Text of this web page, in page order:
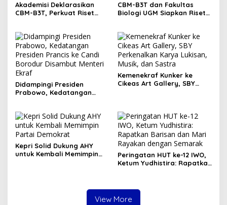
Akademisi Deklarasikan
CBM-B3T, Perkuat Riset
CBM-B3T dan Fakultas
Biologi UGM Siapkan Riset
Wilayah 3T
Didampingi Presiden
Prabowo, Kedatangan
Ekraf
Kemenekraf Kunker ke
Cikeas Art Gallery, SBY
Kepri Solid Dukung AHY
untuk Kembali Memimpin
Peringatan HUT ke-12 IWO,
Ketum Yudhistira: Rapatkan
View More